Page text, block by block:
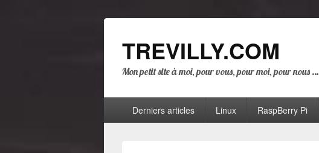
TREVILLY.COM
Mon petit site à moi, pour vous, pour moi, pour nous …
principalDerniers articles Linux RaspBerry Pi